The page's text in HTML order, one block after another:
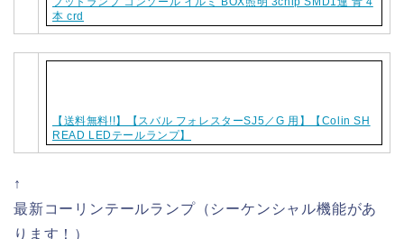
本 crd
【送料無料!!】【スバル フォレスターSJ5／G 用】【Colin SH
READ LEDテールランプ】
↑
最新コーリンテールランプ（シーケンシャル機能があ
ります！）